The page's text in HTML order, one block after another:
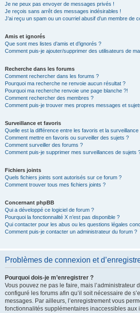
Je ne peux pas envoyer de messages privés !
Je reçois sans arrêt des messages indésirables !
J’ai reçu un spam ou un courriel abusif d’un membre de
Amis et ignorés
Que sont mes listes d’amis et d’ignorés ?
Comment puis-je ajouter/supprimer des utilisateurs de ma
Recherche dans les forums
Comment rechercher dans les forums ?
Pourquoi ma recherche ne renvoie aucun résultat ?
Pourquoi ma recherche renvoie une page blanche ?!
Comment rechercher des membres ?
Comment puis-je trouver mes propres messages et
Surveillance et favoris
Quelle est la différence entre les favoris et la surveillance
Comment mettre en favoris ou surveiller des sujets ?
Comment surveiller des forums ?
Comment puis-je supprimer mes surveillances de sujets
Fichiers joints
Quels fichiers joints sont autorisés sur ce forum ?
Comment trouver tous mes fichiers joints ?
Concernant phpBB
Qui a développé ce logiciel de forum ?
Pourquoi la fonctionnalité X n’est pas disponible ?
Qui contacter pour les abus ou les questions légales
Comment puis-je contacter un administrateur du forum ?
Problèmes de connexion et
Pourquoi dois-je m’enregistrer ?
Vous pouvez ne pas le faire, mais l’administrateur
configuré les forums afin qu’il soit nécessaire de
messages. Par ailleurs, l’enregistrement vous
fonctionnalités supplémentaires inaccessibles aux